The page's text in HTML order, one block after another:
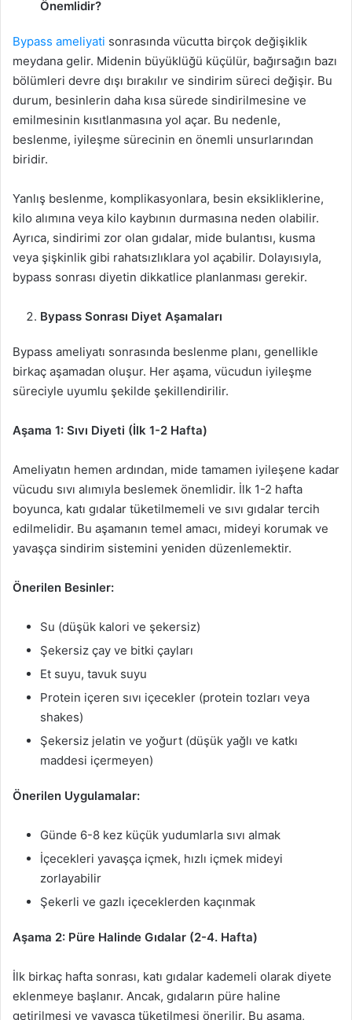
Önemlidir?
Bypass ameliyati sonrasında vücutta birçok değişiklik
meydana gelir. Midenin büyüklüğü küçülür, bağırsağın bazı
bölümleri devre dışı bırakılır ve sindirim süreci değişir. Bu
durum, besinlerin daha kısa sürede sindirilmesine ve
emilmesinin kısıtlanmasına yol açar. Bu nedenle,
beslenme, iyileşme sürecinin en önemli unsurlarından
biridir.
Yanlış beslenme, komplikasyonlara, besin eksikliklerine,
kilo alımına veya kilo kaybının durmasına neden olabilir.
Ayrıca, sindirimi zor olan gıdalar, mide bulantısı, kusma
veya şişkinlik gibi rahatsızlıklara yol açabilir. Dolayısıyla,
bypass sonrası diyetin dikkatlice planlanması gerekir.
Bypass Sonrası Diyet Aşamaları
Bypass ameliyatı sonrasında beslenme planı, genellikle
birkaç aşamadan oluşur. Her aşama, vücudun iyileşme
süreciyle uyumlu şekilde şekillendirilir.
Aşama 1: Sıvı Diyeti (İlk 1-2 Hafta)
Ameliyatın hemen ardından, mide tamamen iyileşene kadar
vücudu sıvı alımıyla beslemek önemlidir. İlk 1-2 hafta
boyunca, katı gıdalar tüketilmemeli ve sıvı gıdalar tercih
edilmelidir. Bu aşamanın temel amacı, mideyi korumak ve
yavaşça sindirim sistemini yeniden düzenlemektir.
Önerilen Besinler:
Su (düşük kalori ve şekersiz)
Şekersiz çay ve bitki çayları
Et suyu, tavuk suyu
Protein içeren sıvı içecekler (protein tozları veya
shakes)
Şekersiz jelatin ve yoğurt (düşük yağlı ve katkı
maddesi içermeyen)
Önerilen Uygulamalar:
Günde 6-8 kez küçük yudumlarla sıvı almak
İçecekleri yavaşça içmek, hızlı içmek mideyi
zorlayabilir
Şekerli ve gazlı içeceklerden kaçınmak
Aşama 2: Püre Halinde Gıdalar (2-4. Hafta)
İlk birkaç hafta sonrası, katı gıdalar kademeli olarak diyete
eklenmeye başlanır. Ancak, gıdaların püre haline
getirilmesi ve yavaşça tüketilmesi önerilir. Bu aşama,